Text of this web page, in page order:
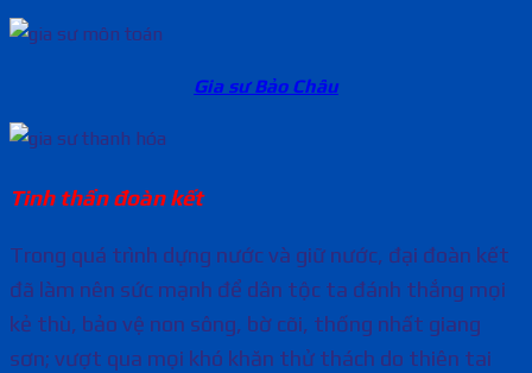
Gia sư Bảo Châu
Tinh thần đoàn kết
Trong quá trình dựng nước và giữ nước, đại đoàn kết
đã làm nên sức mạnh để dân tộc ta đánh thắng mọi
kẻ thù, bảo vệ non sông, bờ cõi, thống nhất giang
sơn; vượt qua mọi khó khăn thử thách do thiên tai